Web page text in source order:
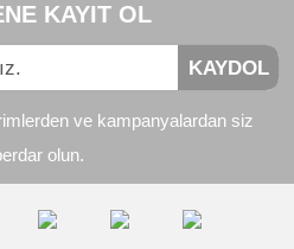
Yaz
ederiz.
pahalı.
KAYIT OL
KAYDOL
ve kampanyalardan siz
olun.